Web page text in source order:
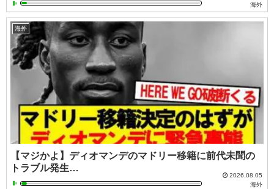
海外
海外
【マジかよ】ディオマンデのマドリー移籍に前代未聞の
トラブル発生…
2026.08.05
海外